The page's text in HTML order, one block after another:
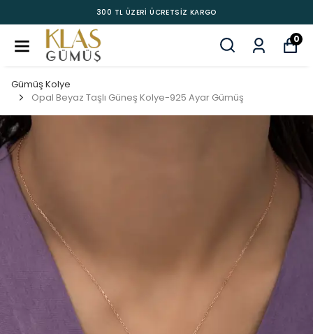
300 TL ÜZERİ ÜCRETSİZ KARGO
0
Gümüş Kolye
Opal Beyaz Taşlı Güneş Kolye-925 Ayar Gümüş